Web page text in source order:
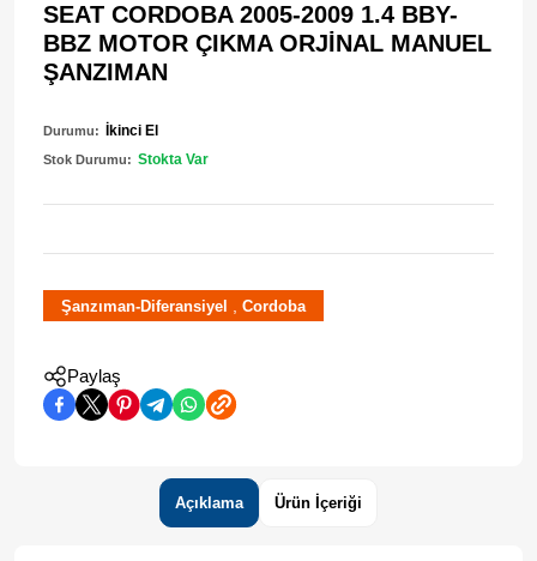
SEAT CORDOBA 2005-2009 1.4 BBY-
BBZ MOTOR ÇIKMA ORJİNAL MANUEL
ŞANZIMAN
Durumu: İkinci El
Stok Durumu: Stokta Var
Şanzıman-Diferansiyel , Cordoba
Paylaş
Açıklama Ürün İçeriği